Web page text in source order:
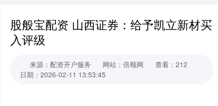
股般宝配资 山西证券：给予凯立新材买
入评级
来源：配资开户服务 网站：倍顺网
查看：212
日期：2026-02-11 13:53:45